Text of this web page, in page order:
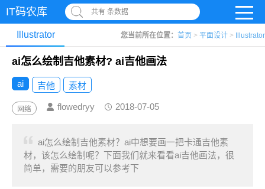
IT码农库 共有 条数据
您当前所在位置： 首页 > 平面设计 > Illustrator
Illustrator
ai怎么绘制吉他素材? ai吉他画法
ai 吉他 素材
网络 flowedryy 2018-07-05
ai怎么绘制吉他素材？ai中想要画一把卡通吉他素
材，该怎么绘制呢？下面我们就来看看ai吉他画法，很
简单，需要的朋友可以参考下